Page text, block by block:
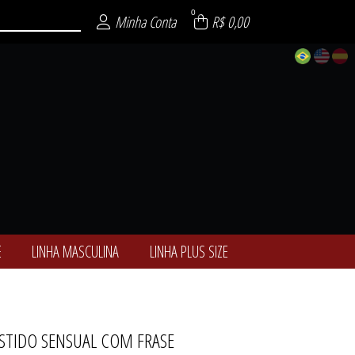
Minha Conta 0 R$ 0,00
LINHA MASCULINA LINHA PLUS SIZE
SENSUAL COM FRASE